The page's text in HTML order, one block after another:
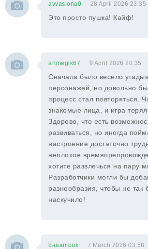
avvasiona0 28 April 2026 23:35
Это просто пушка! Кайф!
artmegik67 9 April 2026 20:35
Сначала было весело
персонажей, но довольно
процесс стал повторяться.
знакомые лица, и игра
Здорово, что есть
развиваться, но иногда
настроение достаточно
неплохое
хотите развлечься на пару
Разработчики могли бы
разнообразия, чтобы не так
наскучило!
baaambuk 7 March 2026 03:58